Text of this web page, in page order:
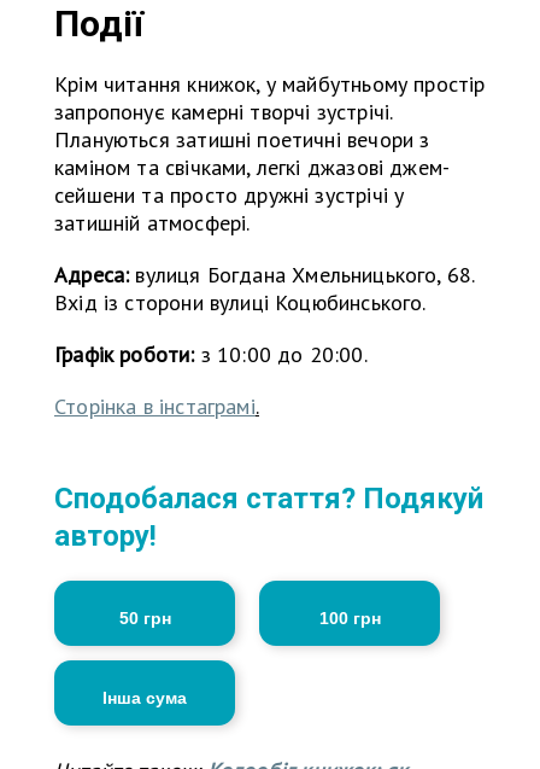
Події
Крім читання книжок, у майбутньому простір
запропонує камерні творчі зустрічі.
Плануються затишні поетичні вечори з
каміном та свічками, легкі джазові джем-
сейшени та просто дружні зустрічі у
затишній атмосфері.
Адреса:вулиця Богдана Хмельницького, 68.
Вхід із сторони вулиці Коцюбинського.
Графік роботи: з 10:00 до 20:00.
Сторінка в інстаграмі.
Сподобалася стаття? Подякуй
автору!
50 грн 100 грн
Інша сума